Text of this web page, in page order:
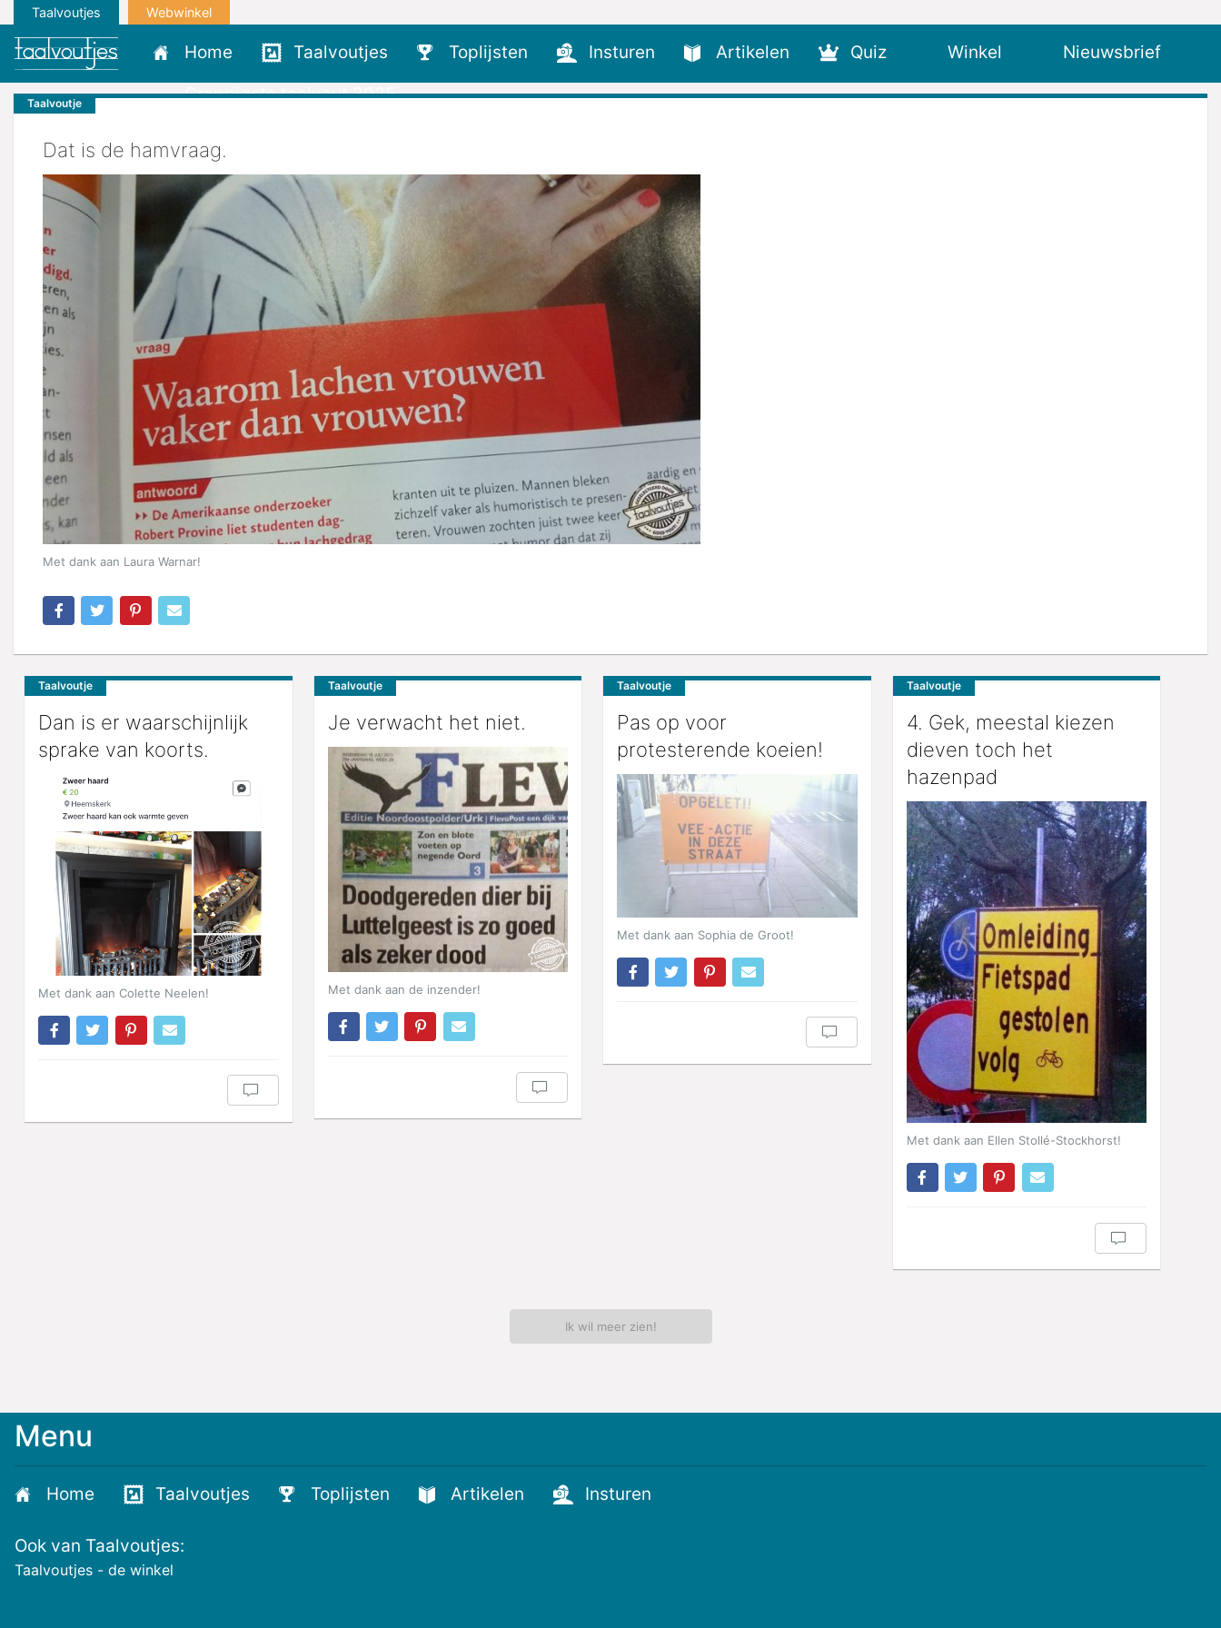
Taalvoutjes Webwinkel
Home Taalvoutjes Toplijsten Insturen Artikelen Quiz Winkel
Nieuwsbrief
Grappigste taalvout 2025
Taalvoutje
Dat is de hamvraag.
Met dank aan Laura Warnar!
Taalvoutje
Dan is er waarschijnlijk
sprake van koorts.
Met dank aan Colette Neelen!
Taalvoutje
Je verwacht het niet.
Met dank aan de inzender!
Taalvoutje
Pas op voor
protesterende koeien!
Met dank aan Sophia de Groot!
Taalvoutje
4. Gek, meestal kiezen
dieven toch het
hazenpad
Met dank aan Ellen Stollé-Stockhorst!
Ik wil meer zien!
Meld
voor
nieuwste
voutjes
Menu
Home Taalvoutjes Toplijsten Artikelen Insturen
Ook van Taalvoutjes:
Taalvoutjes - de winkel